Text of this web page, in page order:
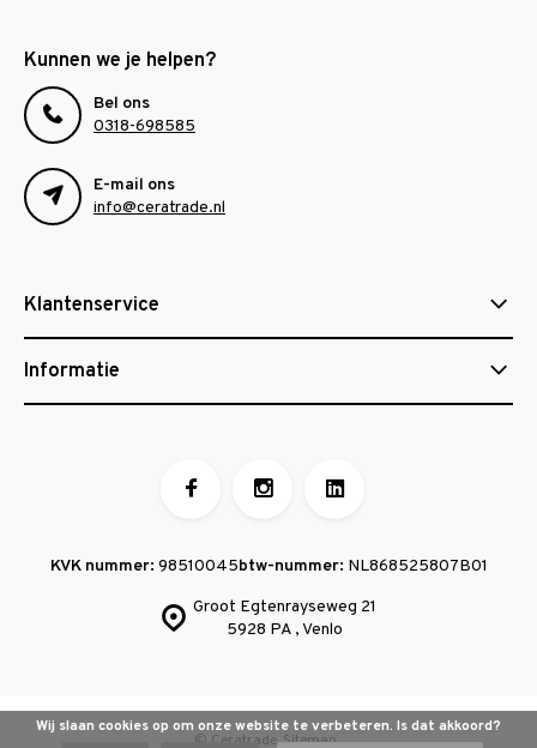
Kunnen we je helpen?
Bel ons
0318-698585
E-mail ons
info@ceratrade.nl
Klantenservice
Informatie
Groot Egtenrayseweg 21
5928 PA , Venlo
KVK nummer: 98510045btw-nummer: NL868525807B01
© Ceratrade Sitemap
Wij slaan cookies op om onze website te verbeteren. Is dat akkoord?